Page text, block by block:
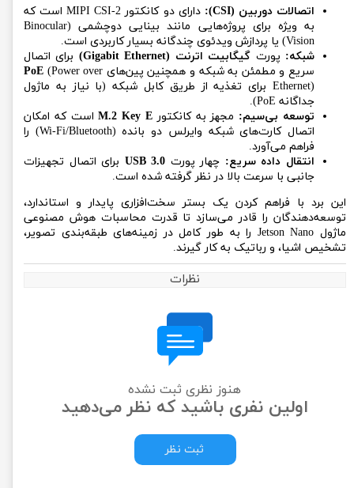
اتصالات دوربین (CSI):
دارای دو کانکتور MIPI CSI-2 است که
به ویژه برای پروژه‌هایی مانند بینایی دوچشمی (Binocular
Vision) یا پردازش ویدئوی چندگانه بسیار کاربردی است.
شبکه: پورت گیگابیت اترنت (Gigabit Ethernet)
برای اتصال
سریع و مطمئن به شبکه و همچنین پین‌های
PoE (Power over
Ethernet) برای تغذیه از طریق کابل شبکه (با نیاز به ماژول
جداگانه PoE).
توسعه بی‌سیم: مجهز به کانکتور M.2 Key Eاست که امکان
اتصال کارت‌های شبکه وایرلس دو بانده (Wi-Fi/Bluetooth) را
فراهم می‌آورد.
انتقال داده سریع: چهار پورت USB 3.0 برای اتصال تجهیزات
جانبی با سرعت بالا در نظر گرفته شده است.
این برد با فراهم کردن یک بستر سخت‌افزاری پایدار و استاندارد،
توسعه‌دهندگان را قادر می‌سازد تا قدرت محاسبات هوش مصنوعی
ماژول Jetson Nano را به طور کامل در زمینه‌های طبقه‌بندی تصویر،
تشخیص اشیا، و رباتیک به کار گیرند.
نظرات
هنوز نظری ثبت نشده
اولین نفری باشید که نظر می‌دهید
ثبت نظر